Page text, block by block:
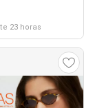
23 horas